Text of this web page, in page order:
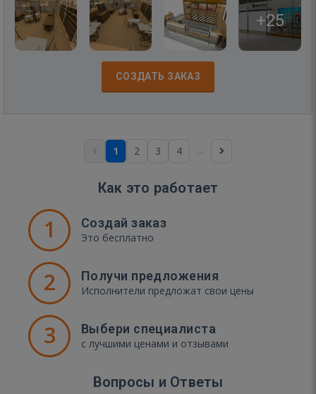
+25
СОЗДАТЬ ЗАКАЗ
1 2 3 4 ...
Как это работает
1 Создай заказ
Это бесплатно
2 Получи предложения
Исполнители предложат свои цены
3 Выбери специалиста
с лучшими ценами и отзывами
Вопросы и Ответы